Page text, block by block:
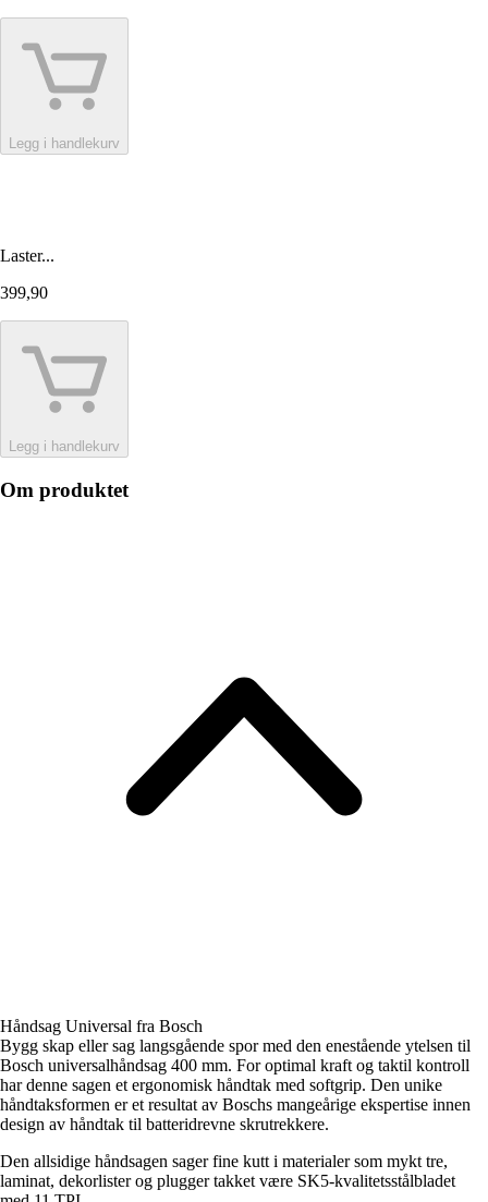
Legg i handlekurv
Laster...
399,90
Legg i handlekurv
Om produktet
Håndsag Universal fra Bosch
Bygg skap eller sag langsgående spor med den enestående ytelsen til
Bosch universalhåndsag 400 mm. For optimal kraft og taktil kontroll
har denne sagen et ergonomisk håndtak med softgrip. Den unike
håndtaksformen er et resultat av Boschs mangeårige ekspertise innen
design av håndtak til batteridrevne skrutrekkere.
Den allsidige håndsagen sager fine kutt i materialer som mykt tre,
laminat, dekorlister og plugger takket være SK5-kvalitetsstålbladet